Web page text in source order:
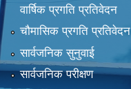
वार्षिक प्रगति प्रतिवेदन
चौमासिक प्रगति प्रतिवेदन
सार्वजनिक सुनुवाई
सार्वजनिक परीक्षण